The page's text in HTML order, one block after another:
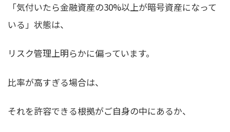
「気付いたら金融資産の30%以上が暗号資産になって
いる」状態は、
リスク管理上明らかに偏っています。
比率が高すぎる場合は、
それを許容できる根拠がご自身の中にあるか、